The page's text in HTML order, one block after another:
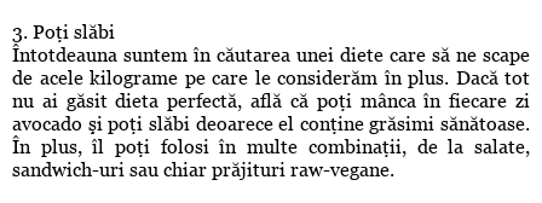
3. Poţi slăbi
Întotdeauna suntem în căutarea unei diete care să ne scape
de acele kilograme pe care le considerăm în plus. Dacă tot
nu ai găsit dieta perfectă, află că poţi mânca în fiecare zi
avocado şi poţi slăbi deoarece el conţine grăsimi sănătoase.
În plus, îl poţi folosi în multe combinaţii, de la salate,
sandwich-uri sau chiar prăjituri raw-vegane.